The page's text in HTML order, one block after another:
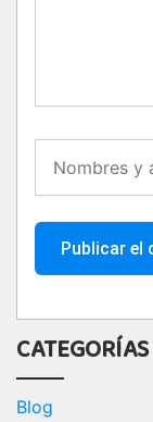
CATEGORÍAS
Blog